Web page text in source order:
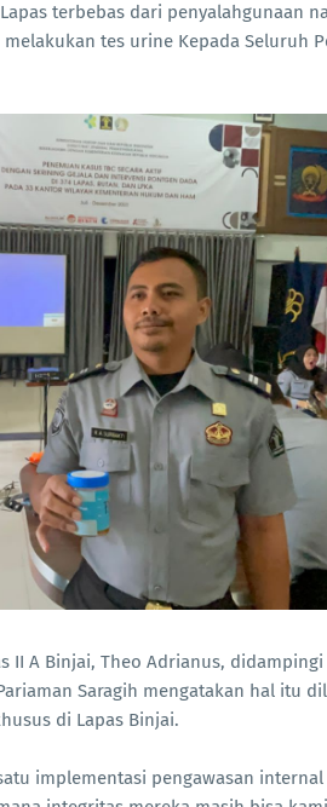
terbebas dari penyalahgunaan
tes urine Kepada Seluruh
II A Binjai, Theo Adrianus,
Saragih mengatakan hal itu
di Lapas Binjai.
implementasi pengawasan